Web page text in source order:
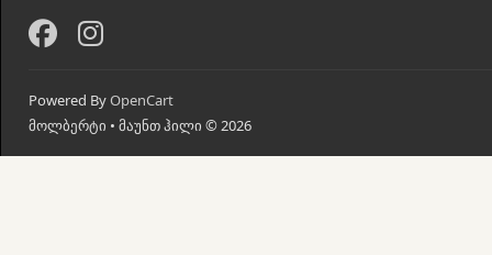
Powered ByOpenCart
მოლბერტი • მაუნთ ჰილი © 2026